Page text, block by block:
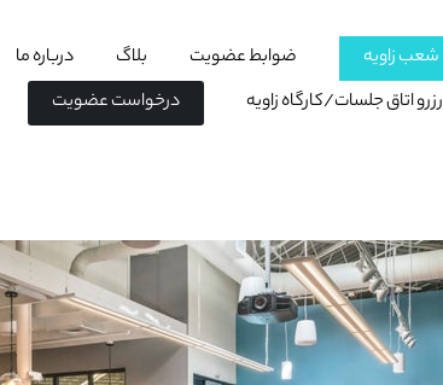
شعب زاویه ضوابط عضویت بلاگ درباره ما
رزرو اتاق جلسات/کارگاه زاویه درخواست عضویت